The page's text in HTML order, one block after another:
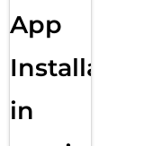
App
Installation
in